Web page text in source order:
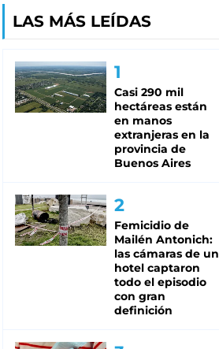
LAS MÁS LEÍDAS
Casi 290 mil
hectáreas están
en manos
extranjeras en la
provincia de
Buenos Aires
Femicidio de
Mailén Antonich:
las cámaras de un
hotel captaron
todo el episodio
con gran
definición